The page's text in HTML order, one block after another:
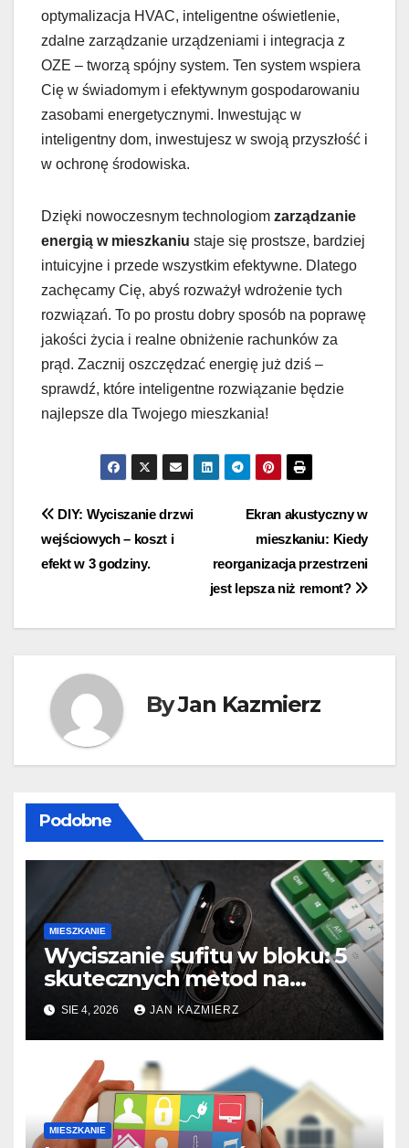
optymalizacja HVAC, inteligentne oświetlenie,
zdalne zarządzanie urządzeniami i integracja z
OZE – tworzą spójny system. Ten system wspiera
Cię w świadomym i efektywnym gospodarowaniu
zasobami energetycznymi. Inwestując w
inteligentny dom, inwestujesz w swoją przyszłość i
w ochronę środowiska.
Dzięki nowoczesnym technologiom zarządzanie
energią w mieszkaniu staje się prostsze, bardziej
intuicyjne i przede wszystkim efektywne. Dlatego
zachęcamy Cię, abyś rozważył wdrożenie tych
rozwiązań. To po prostu dobry sposób na poprawę
jakości życia i realne obniżenie rachunków za
prąd. Zacznij oszczędzać energię już dziś –
sprawdź, które inteligentne rozwiązanie będzie
najlepsze dla Twojego mieszkania!
Nawigacja
wpisu
Ekran akustyczny w
mieszkaniu: Kiedy
reorganizacja przestrzeni
jest lepsza niż remont?
DIY: Wyciszanie drzwi
wejściowych – koszt i
efekt w 3 godziny.
ByJan Kazmierz
Podobne
MIESZKANIE
Wyciszanie sufitu w bloku: 5
skutecznych metod na
uciążliwych sąsiadów.
SIE 4, 2026 JAN KAZMIERZ
MIESZKANIE